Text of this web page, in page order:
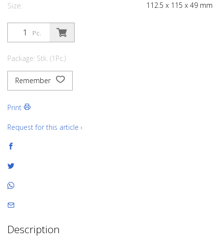
Size: 112.5 x 115 x 49 mm
Pc.
Package: Stk. (1Pc.)
Remember
Print
Request for this article ›
Description